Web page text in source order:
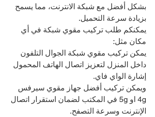
بشكل أفضل مع شبكة الانترنت، مما يسمح
بزيادة سرعة التحميل.
يمكنكم طلب تركيب مقوي شبكة في أي
مكان مثل:
يمكن تركيب مقوي شبكة الجوال التلفون
داخل المنزل لتعزيز اتصال الهاتف المحمول
إشارة الواي فاي.
ويمكن تركيب أفضل جهاز مقوي سيرفس
4g او 5g في المكتب لضمان استقرار اتصال
الإنترنت وسرعة التصفح.